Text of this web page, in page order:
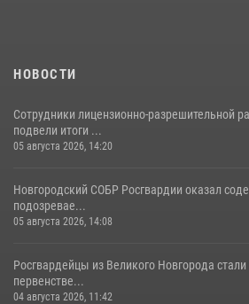
НОВОСТИ
Сотрудники лицензионно-разрешительной
подвели итоги ...
05 августа 2026, 14:20
Новгородский СОБР Росгвардии оказал
подозревае...
05 августа 2026, 14:08
Росгвардейцы из Великого Новгорода
первенстве...
04 августа 2026, 11:42